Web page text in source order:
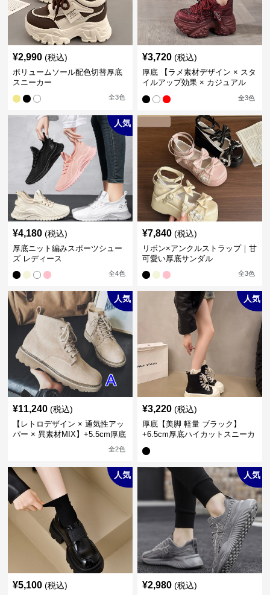
¥2,990 (税込)
ボリュームソール配色切替厚底
スニーカー
全3色
¥3,720 (税込)
厚底 【ラメ素材デザイン × スタ
イルアップ効果 × カジュアル
系】厚底デザインスニーカー
全3色
人気
¥4,180 (税込)
厚底ニット編みスポーツシュー
ズ レディース
全4色
¥7,840 (税込)
リボン×アンクルストラップ｜甘
可愛い厚底サンダル
全3色
人気
¥11,240 (税込)
【レトロデザイン × 通気性アッ
パー × 異素材MIX】+5.5cm厚底
全2色
人気
¥3,220 (税込)
厚底【美脚 軽量 ブラック】
+6.5cm厚底ハイカットスニーカ
人気
¥5,100 (税込)
人気
¥2,980 (税込)